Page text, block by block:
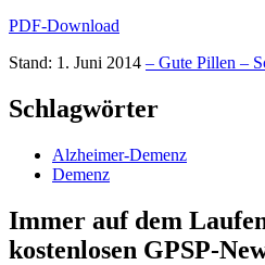
PDF-Download
Stand: 1. Juni 2014 – Gute Pillen –
Schlagwörter
Alzheimer-Demenz
Demenz
Immer auf dem
kostenlosen GPSP-